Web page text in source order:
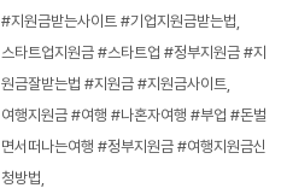
#지원금받는사이트 #기업지원금받는법
스타트업지원금 #스타트업 #정부지원금 #지
원금잘받는법 #지원금 #지원금사이트
여행지원금 #여행 #나혼자여행 #부업 #돈벌
면서떠나는여행 #정부지원금 #여행지원금신
청방법